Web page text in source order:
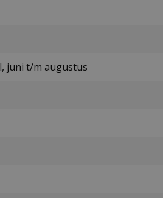
juni t/m augustus